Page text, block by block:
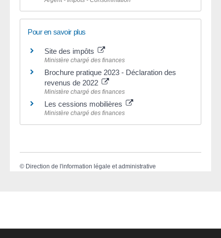
Pour en savoir plus
Site des impôts
Ministère chargé des finances
Brochure pratique 2023 - Déclaration des
revenus de 2022
Ministère chargé des finances
Les cessions mobilières
Ministère chargé des finances
© Direction de l'information légale et administrative